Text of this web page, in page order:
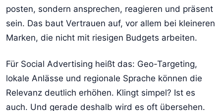
posten, sondern ansprechen, reagieren und präsent
sein. Das baut Vertrauen auf, vor allem bei kleineren
Marken, die nicht mit riesigen Budgets arbeiten.
Für Social Advertising heißt das: Geo-Targeting,
lokale Anlässe und regionale Sprache können die
Relevanz deutlich erhöhen. Klingt simpel? Ist es
auch. Und gerade deshalb wird es oft übersehen.